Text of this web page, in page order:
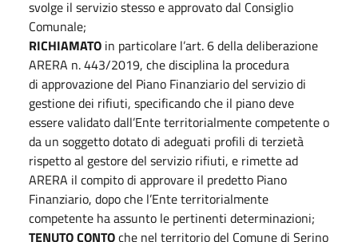
svolge il servizio stesso e approvato dal Consiglio
Comunale;
RICHIAMATO in particolare l’art. 6 della deliberazione
ARERA n. 443/2019, che disciplina la procedura
di approvazione del Piano Finanziario del servizio di
gestione dei rifiuti, specificando che il piano deve
essere validato dall’Ente territorialmente competente o
da un soggetto dotato di adeguati profili di terzietà
rispetto al gestore del servizio rifiuti, e rimette ad
ARERA il compito di approvare il predetto Piano
Finanziario, dopo che l’Ente territorialmente
competente ha assunto le pertinenti determinazioni;
TENUTO CONTOche nel territorio del Comune di Serino